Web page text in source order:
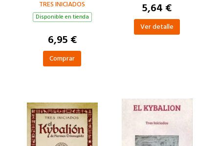
TRES INICIADOS
Disponible en tienda
6,95 €
Comprar
5,64 €
Ver detalle